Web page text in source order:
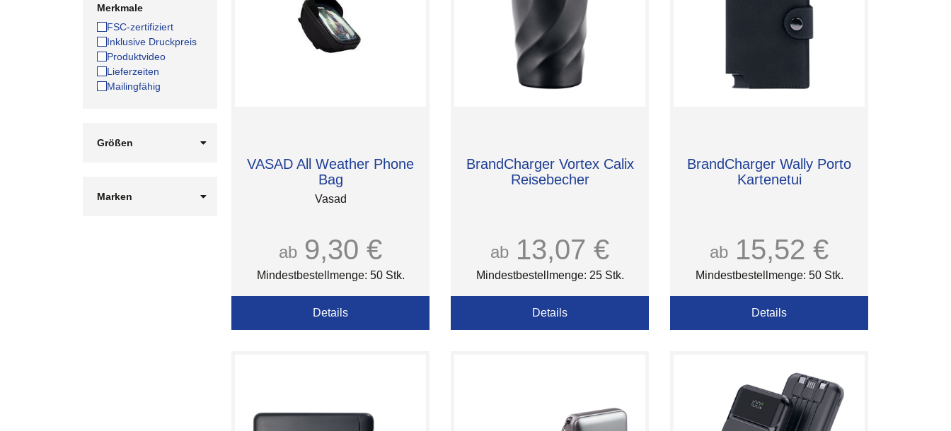
Merkmale
FSC-zertifiziert
Inklusive Druckpreis
Produktvideo
Lieferzeiten
Mailingfähig
Größen
4.000 mAh
Marken
VASAD All Weather Phone
Bag
Vasad
ab 9,30 €
Mindestbestellmenge: 50 Stk.
Details
BrandCharger Vortex Calix
Reisebecher
ab 13,07 €
Mindestbestellmenge: 25 Stk.
Details
BrandCharger Wally Porto
Kartenetui
ab 15,52 €
Mindestbestellmenge: 50 Stk.
Details